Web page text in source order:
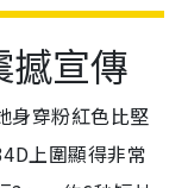
撼宣傳
身穿粉紅色比堅
上圍顯得非常